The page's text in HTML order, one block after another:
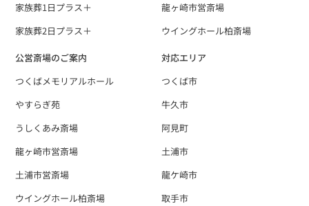
家族葬1日プラス＋
家族葬2日プラス＋
龍ヶ崎市営斎場
ウイングホール柏斎場
公営斎場のご案内
つくばメモリアルホール
やすらぎ苑
うしくあみ斎場
龍ヶ崎市営斎場
土浦市営斎場
ウイングホール柏斎場
対応エリア
つくば市
牛久市
阿見町
土浦市
龍ケ崎市
取手市